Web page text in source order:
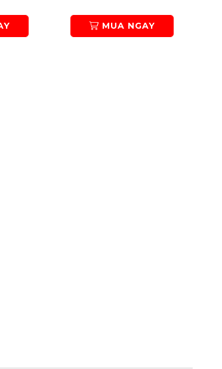
MUA NGAY